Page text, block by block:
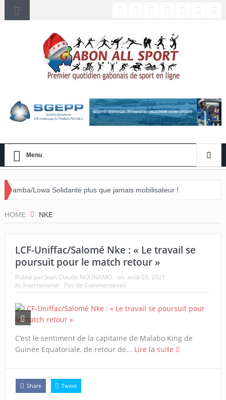
Menu
plus que jamais mobilisateur !
HOME NKE
LCF-Uniffac/Salomé Nke : « Le travail se
poursuit pour le match retour »
Publié par Jean Claude NOUNAMO on: août 03, 2021
In: International Pas de Commentaires
C’est le sentiment de la capitaine de Malabo King de
Guinée Equatoriale, de retour de... Lire la suite
Share Tweet